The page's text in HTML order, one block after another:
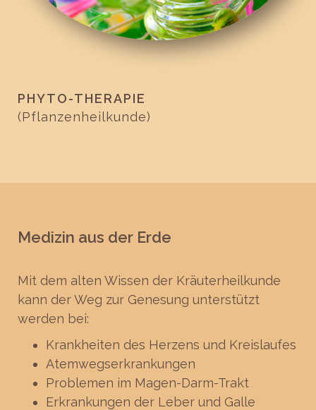
PHYTO-THERAPIE
(Pflanzenheilkunde)
Medizin aus der Erde
Mit dem alten Wissen der Kräuterheilkunde
kann der Weg zur Genesung unterstützt
werden bei:
Krankheiten des Herzens und Kreislaufes
Atemwegserkrankungen
Problemen im Magen-Darm-Trakt
Erkrankungen der Leber und Galle